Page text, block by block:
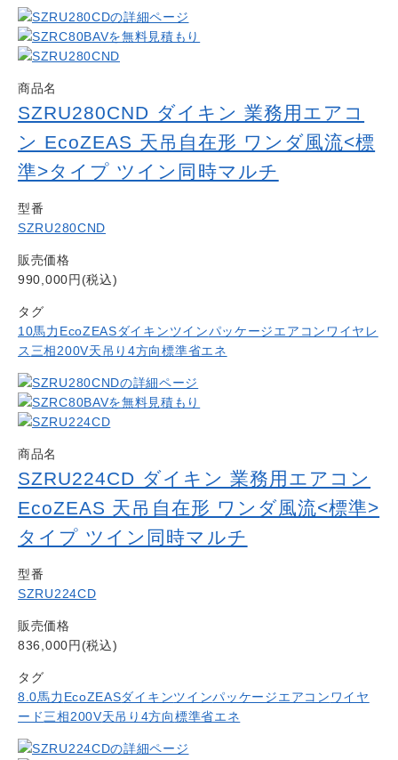
商品名
SZRU280CND ダイキン 業務用エアコ
ン EcoZEAS 天吊自在形 ワンダ風流<標
準>タイプ ツイン同時マルチ
型番
SZRU280CND
販売価格
990,000円(税込)
タグ
10馬力 EcoZEASダイキンツインパッケージエアコンワイヤレ
ス 三相200V天吊り4方向標準省エネ
商品名
SZRU224CD ダイキン 業務用エアコン
EcoZEAS 天吊自在形 ワンダ風流<標準>
タイプ ツイン同時マルチ
型番
SZRU224CD
販売価格
836,000円(税込)
タグ
8.0馬力 EcoZEASダイキンツインパッケージエアコンワイヤ
ード三相200V天吊り4方向標準省エネ